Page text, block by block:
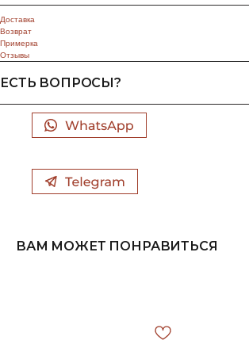
Доставка
Возврат
Примерка
Отзывы
ЕСТЬ ВОПРОСЫ?
ВАМ МОЖЕТ ПОНРАВИТЬСЯ